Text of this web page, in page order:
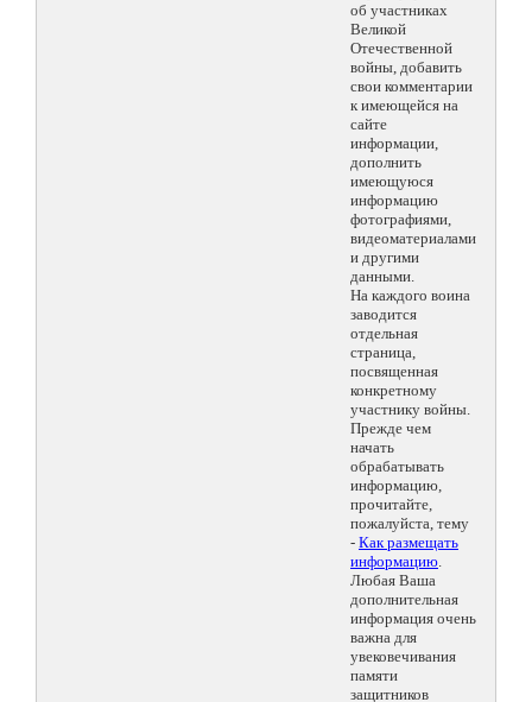
об участниках
Великой
Отечественной
войны, добавить
свои комментарии
к имеющейся на
сайте
информации,
дополнить
имеющуюся
информацию
фотографиями,
видеоматериалами
и другими
данными.
На каждого воина
заводится
отдельная
страница,
посвященная
конкретному
участнику войны.
Прежде чем
начать
обрабатывать
информацию,
прочитайте,
пожалуйста, тему
- Как размещать
информацию.
Любая Ваша
дополнительная
информация очень
важна для
увековечивания
памяти
защитников